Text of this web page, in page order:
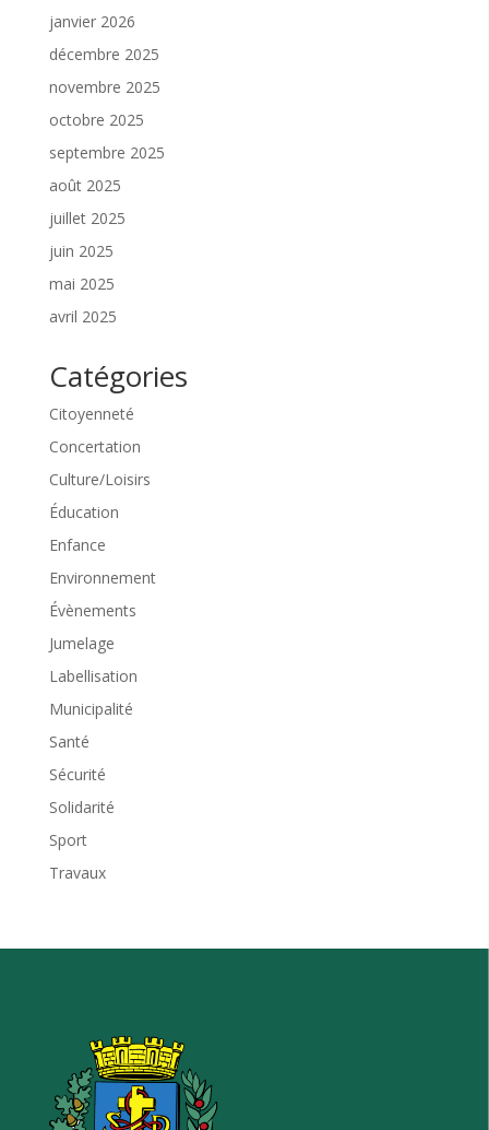
janvier 2026
décembre 2025
novembre 2025
octobre 2025
septembre 2025
août 2025
juillet 2025
juin 2025
mai 2025
avril 2025
Catégories
Citoyenneté
Concertation
Culture/Loisirs
Éducation
Enfance
Environnement
Évènements
Jumelage
Labellisation
Municipalité
Santé
Sécurité
Solidarité
Sport
Travaux